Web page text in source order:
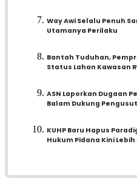
Way Awi Selalu Penuh
Utamanya Perilaku
Bantah Tuduhan,
Status Lahan Kawasan
ASN Laporkan Dugaan
Balam Dukung
KUHP Baru Hapus
Hukum Pidana Kini